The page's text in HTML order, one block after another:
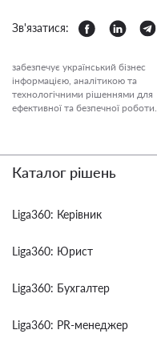
Зв'язатися:
забезпечує український бізнес
інформацією, аналітикою та
технологічними рішеннями для
ефективної та безпечної роботи.
Каталог рішень
Liga360: Керівник
Liga360: Юрист
Liga360: Бухгалтер
Liga360: PR-менеджер